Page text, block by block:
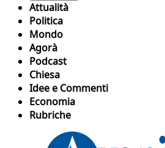
Attualità
Politica
Mondo
Agorà
Podcast
Chiesa
Idee e Commenti
Economia
Rubriche